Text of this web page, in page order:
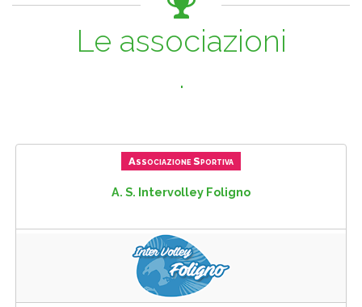
Le associazioni
.
Associazione Sportiva
A. S. Intervolley Foligno